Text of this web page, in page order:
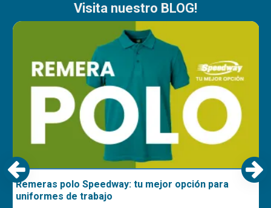
Visita nuestro BLOG!
Remeras polo Speedway: tu mejor opción para
uniformes de trabajo